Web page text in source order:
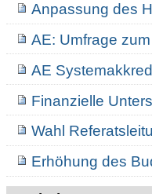
Anpassung des
AE: Umfrage
AE
Finanzielle
Wahl
Erhöhung des